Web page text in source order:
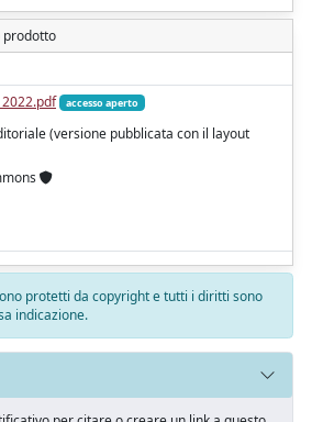
prodotto
accesso aperto
(versione pubblicata con il layout
protetti da copyright e tutti i diritti sono
indicazione.